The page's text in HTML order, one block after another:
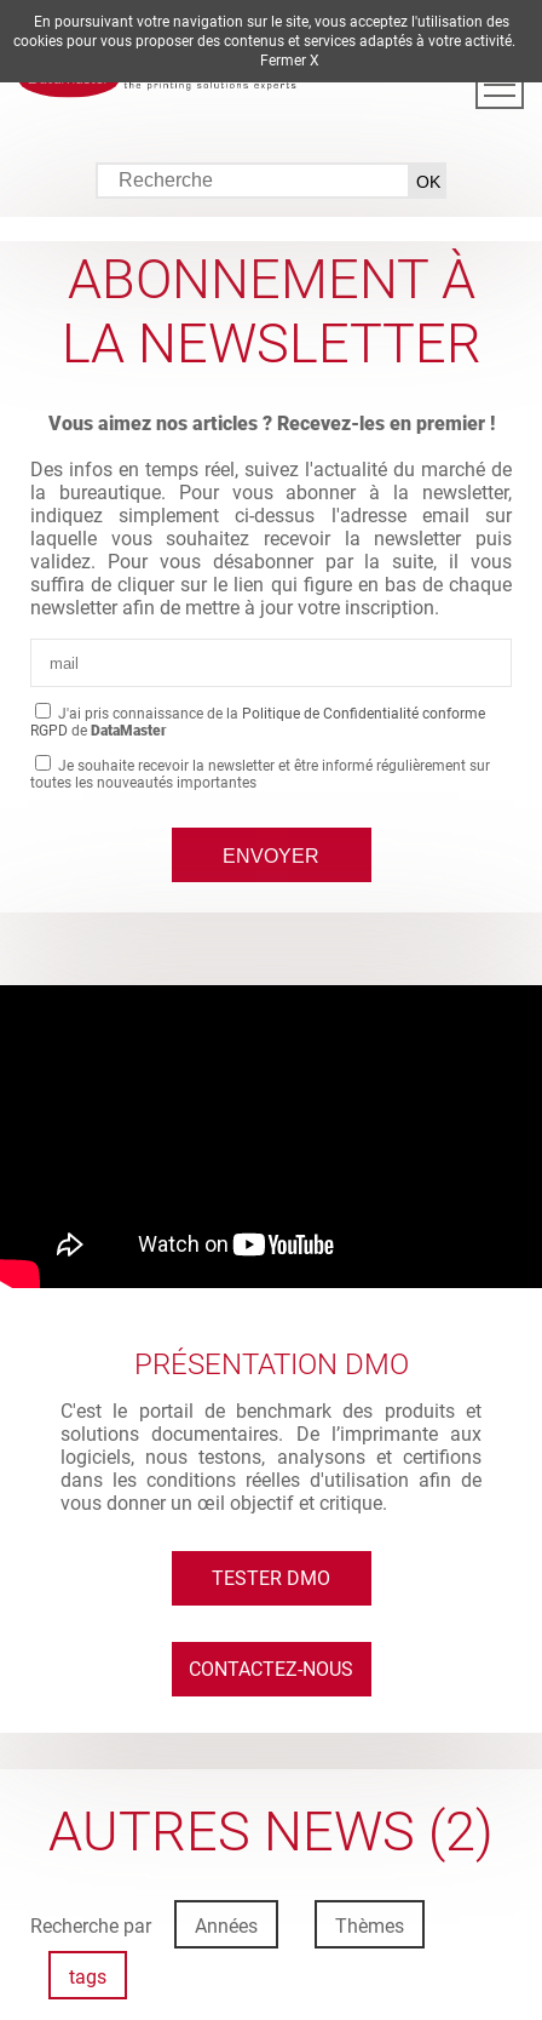
DE EN ES FR IT
ABONNEMENT À
LA NEWSLETTER
Vous aimez nos articles ? Recevez-les en premier !
Des infos en temps réel, suivez l'actualité du marché de
la bureautique. Pour vous abonner à la newsletter,
indiquez simplement ci-dessus l'adresse email sur
laquelle vous souhaitez recevoir la newsletter puis
validez. Pour vous désabonner par la suite, il vous
suffira de cliquer sur le lien qui figure en bas de chaque
newsletter afin de mettre à jour votre inscription.
J'ai pris connaissance de la Politique de Confidentialité conforme
RGPD de DataMaster
Je souhaite recevoir la newsletter et être informé régulièrement sur
toutes les nouveautés importantes
PRÉSENTATION DMO
C'est le portail de benchmark des produits et
solutions documentaires. De l’imprimante aux
logiciels, nous testons, analysons et certifions
dans les conditions réelles d'utilisation afin de
vous donner un œil objectif et critique.
TESTER DMO
CONTACTEZ-NOUS
AUTRES NEWS (2)
Recherche par Années Thèmes
tags
En poursuivant votre navigation sur le site, vous acceptez l'utilisation des
cookies pour vous proposer des contenus et services adaptés à votre activité.
Fermer X